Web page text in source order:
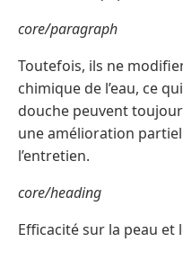
core/paragraph
Toutefois, ils ne
chimique de l’eau, ce
douche peuvent
une amélioration
l’entretien.
core/heading
Efficacité sur la peau et